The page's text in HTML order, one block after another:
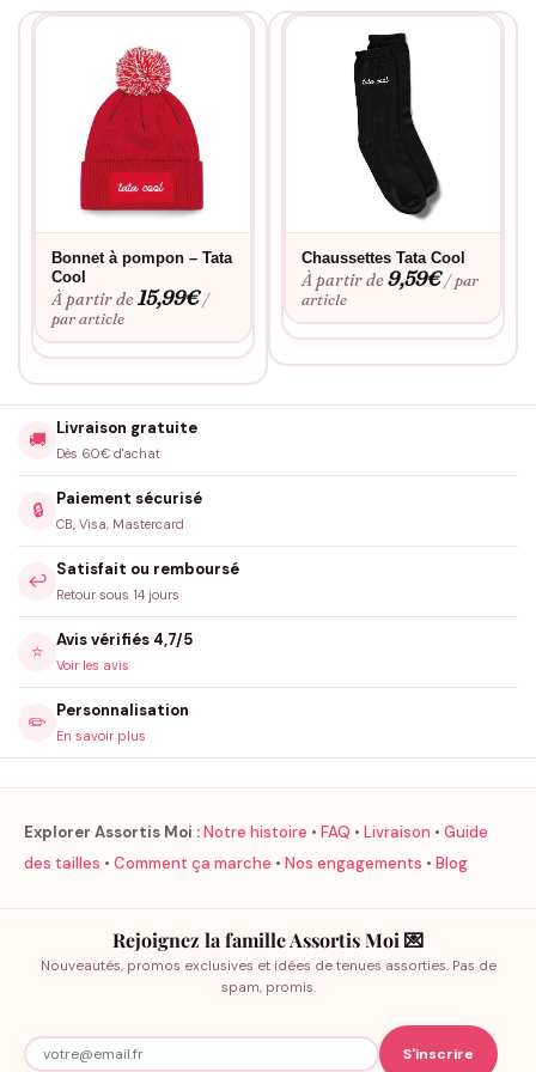
Bonnet à pompon – Tata
Cool
À partir de15,99€ /
par article
Chaussettes Tata Cool
À partir de9,59€ / par
article
🚚
Livraison gratuite
Dès 60€ d'achat
🔒
Paiement sécurisé
CB, Visa, Mastercard
↩️
Satisfait ou remboursé
Retour sous 14 jours
⭐
Avis vérifiés 4,7/5
Voir les avis
✏️
Personnalisation
En savoir plus
Explorer Assortis Moi :Notre histoire • FAQ • Livraison • Guide
des tailles • Comment ça marche • Nos engagements • Blog
Rejoignez la famille Assortis Moi 💌
Nouveautés, promos exclusives et idées de tenues assorties. Pas de
spam, promis.